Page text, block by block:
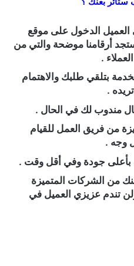
الدخول على موقع
أرقامنا موضحة والتي من
.
بتلقي طلبك والاهتمام
.
مندوب لك في الحال .
من فريق العمل للقيام
وجه .
بأعلى جودة وفي أقل وقت .
من الشركات المتميزة
تندم عزيزي العميل في